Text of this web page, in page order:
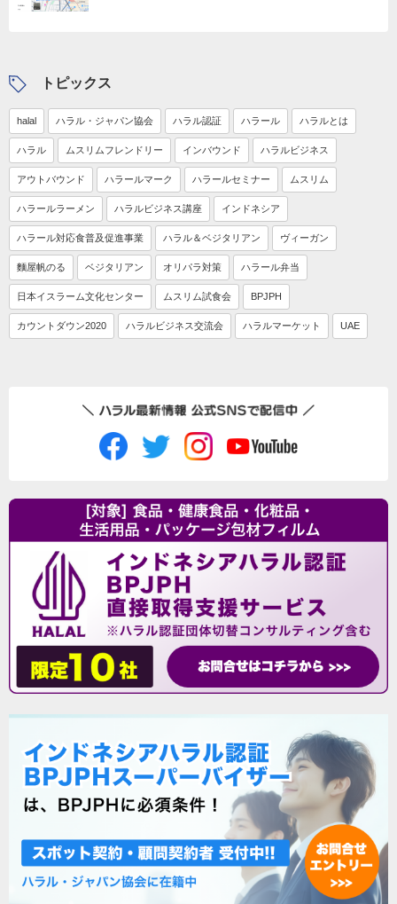
トピックス
halal ハラル・ジャパン協会 ハラル認証 ハラール ハラルとは
ハラル ムスリムフレンドリー インバウンド ハラルビジネス
アウトバウンド ハラールマーク ハラールセミナー ムスリム
ハラールラーメン ハラルビジネス講座 インドネシア
ハラール対応食普及促進事業 ハラル＆ベジタリアン ヴィーガン
麵屋帆のる ベジタリアン オリパラ対策 ハラール弁当
日本イスラーム文化センター ムスリム試食会 BPJPH
カウントダウン2020 ハラルビジネス交流会 ハラルマーケット UAE